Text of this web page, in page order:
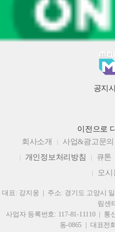
공지
이전으로
회사소개
사업&광고문의
개인정보처리방침
큐톤
오시
대표: 강지웅 | 주소: 경기도 고양시
림센
사업자 등록번호: 117-81-11110 | 통
동-0865 | 대표전